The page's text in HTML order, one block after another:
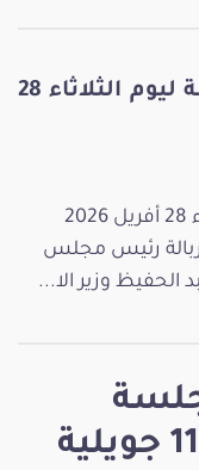
العامة ليوم الثلاثاء 11 جويلية
ملخّص فعاليات الجلسة العامة ليوم الثلاثاء 28
عقد مجلس نواب الشعب اليوم الثلاثاء 28 أفريل 2026
رئيس مجلس
وزير الا...